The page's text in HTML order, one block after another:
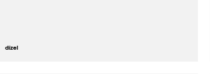
dízel